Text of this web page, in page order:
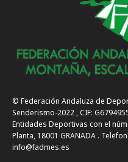
© Federación Andaluza de
Senderismo-2022 , CIF:
Entidades Deportivas con el
Planta, 18001 GRANADA .
info@fadmes.es